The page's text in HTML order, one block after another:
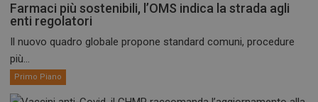
Farmaci più sostenibili, l’OMS indica la strada agli
enti regolatori
Il nuovo quadro globale propone standard comuni, procedure
più...
Primo Piano